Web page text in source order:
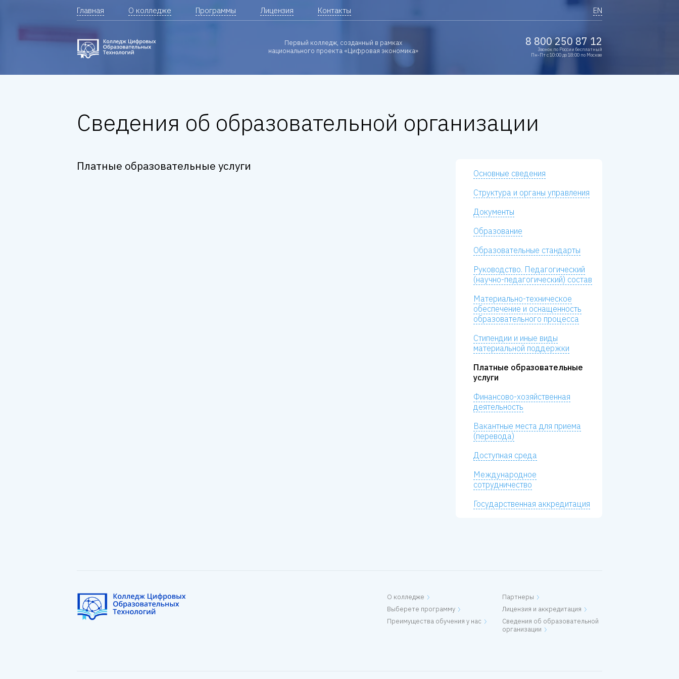
Главная О колледже Программы Лицензия Контакты EN
Первый колледж, созданный в рамках
национального проекта «Цифровая экономика»
8 800 250 87 12
Звонок по России бесплатный
Пн-Пт с 10:00 до 18:00 по Москве
Сведения об образовательной организации
Основные сведения
Структура и органы управления
Документы
Образование
Образовательные стандарты
Руководство. Педагогический
(научно-педагогический) состав
Материально-техническое
обеспечение и оснащенность
образовательного процесса
Стипендии и иные виды
материальной поддержки
Платные образовательные
услуги
Финансово-хозяйственная
деятельность
Вакантные места для приема
(перевода)
Доступная среда
Международное
сотрудничество
Государственная аккредитация
Платные образовательные услуги
О колледже
Выберете программу
Преимущества обучения у нас
Партнеры
Лицензия и аккредитация
Сведения об образовательной
организации